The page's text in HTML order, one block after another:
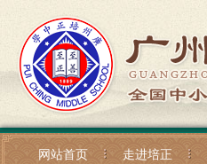
网站首页 走进培正